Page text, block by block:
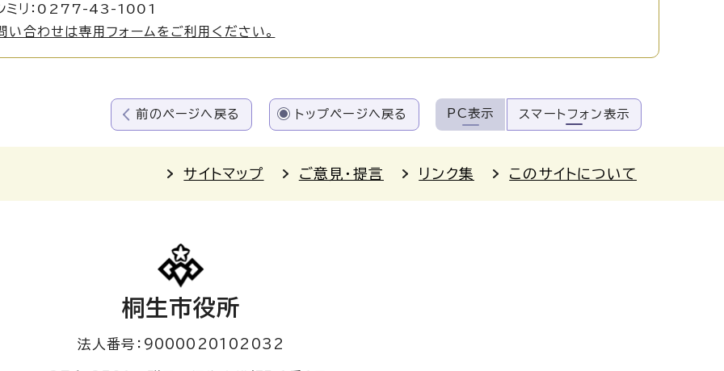
ミリ：0277-43-1001
い合わせは専用フォームをご利用ください。
前のページへ戻る トップページへ戻る PC表示 スマートフォン表示
サイトマップ ご意見・提言 リンク集 このサイトについて
桐生市役所
法人番号：9000020102032